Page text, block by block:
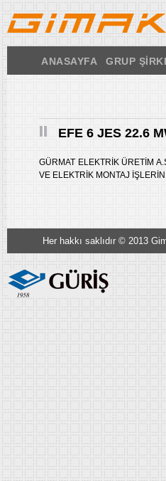
ANASAYFA GRUP
EFE 6 JES 22.6
GÜRMAT ELEKTRİK ÜRETİM
VE ELEKTRİK MONTAJ
Her hakkı saklıdır © 2013